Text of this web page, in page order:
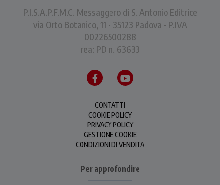
P.I.S.A.P.F.M.C. Messaggero di S. Antonio Editrice
via Orto Botanico, 11 - 35123 Padova - P.IVA
00226500288
rea: PD n. 63633
CONTATTI
COOKIE POLICY
PRIVACY POLICY
GESTIONE COOKIE
CONDIZIONI DI VENDITA
Per approfondire